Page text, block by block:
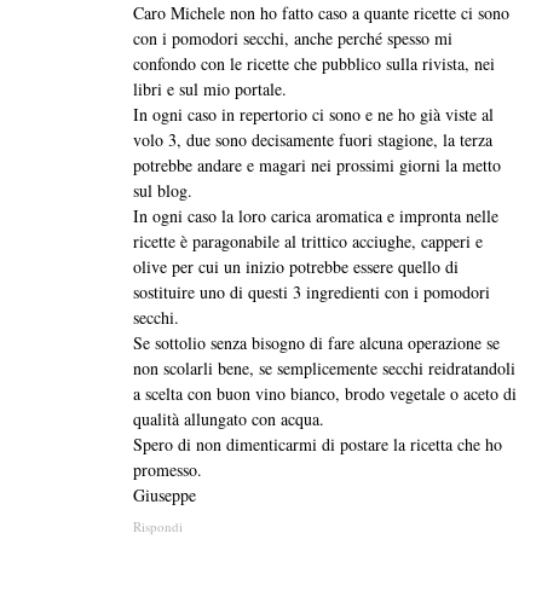
Caro Michele non ho fatto caso a quante ricette ci sono
con i pomodori secchi, anche perché spesso mi
confondo con le ricette che pubblico sulla rivista, nei
libri e sul mio portale.
In ogni caso in repertorio ci sono e ne ho già viste al
volo 3, due sono decisamente fuori stagione, la terza
potrebbe andare e magari nei prossimi giorni la metto
sul blog.
In ogni caso la loro carica aromatica e impronta nelle
ricette è paragonabile al trittico acciughe, capperi e
olive per cui un inizio potrebbe essere quello di
sostituire uno di questi 3 ingredienti con i pomodori
secchi.
Se sottolio senza bisogno di fare alcuna operazione se
non scolarli bene, se semplicemente secchi reidratandoli
a scelta con buon vino bianco, brodo vegetale o aceto di
qualità allungato con acqua.
Spero di non dimenticarmi di postare la ricetta che ho
promesso.
Giuseppe
Rispondi